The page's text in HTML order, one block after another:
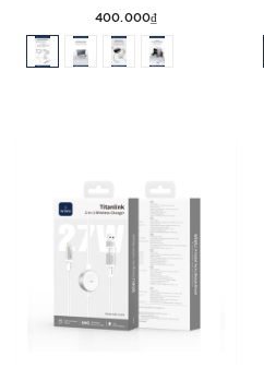
400.000₫